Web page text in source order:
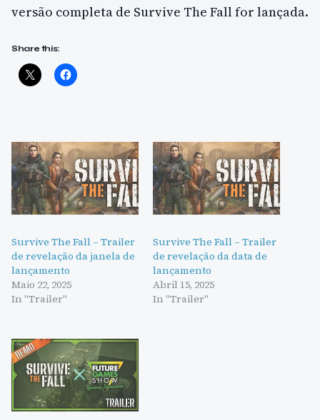
versão completa de Survive The Fall for lançada.
Share this:
Survive The Fall – Trailer
de revelação da janela de
lançamento
Maio 22, 2025
In "Trailer"
Survive The Fall – Trailer
de revelação da data de
lançamento
Abril 15, 2025
In "Trailer"